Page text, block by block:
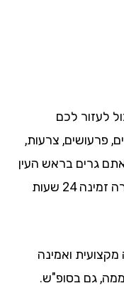
לעזור לכם
פרעושים, צרעות,
גרים בראש העין
או בסביבה, חשוב לבחור חברת הדברה זמינה 24 שעות
ואמינה
24 שעות ביממה, גם בסופ"ש.